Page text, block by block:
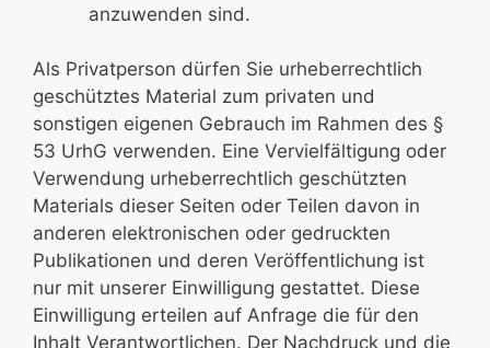
anzuwenden sind.
Als Privatperson dürfen Sie urheberrechtlich
geschütztes Material zum privaten und
sonstigen eigenen Gebrauch im Rahmen des §
53 UrhG verwenden. Eine Vervielfältigung oder
Verwendung urheberrechtlich geschützten
Materials dieser Seiten oder Teilen davon in
anderen elektronischen oder gedruckten
Publikationen und deren Veröffentlichung ist
nur mit unserer Einwilligung gestattet. Diese
Einwilligung erteilen auf Anfrage die für den
Inhalt Verantwortlichen. Der Nachdruck und die